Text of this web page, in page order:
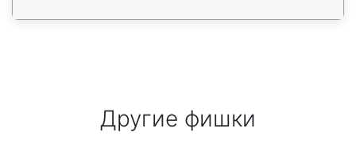
Другие фишки